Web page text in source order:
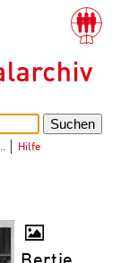
Hilfe